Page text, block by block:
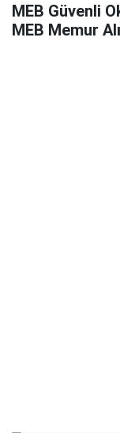
MEB Güvenli
MEB Memur